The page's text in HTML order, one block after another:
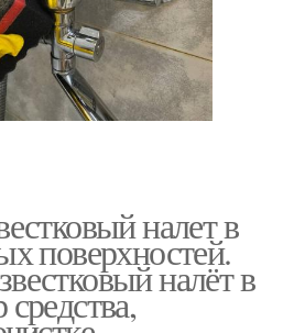
налет в
поверхностей.
налёт в